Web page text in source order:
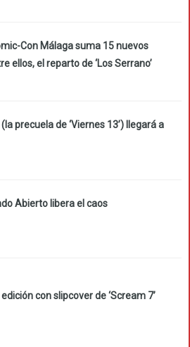
Con Málaga suma 15 nuevos
ellos, el reparto de ‘Los Serrano’
(la precuela de ‘Viernes 13’) llegará a
Abierto libera el caos
con slipcover de ‘Scream 7’